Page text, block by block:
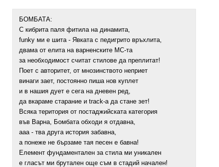
БОМБАТА:
С кибрита паля фитила на динамита,
funky ми е шита - Явката с педигрито връхлита,
двама от елита на варненските МС-та
за необходимост считат стилове да преплитат!
Поет с авторитет, от мнозинството неприет
винаги зает, постоянно пиша нов куплет
и в нашия дует е сега на дневен ред,
да вкараме старание и track-a да стане зет!
Всяка територия от постаджийската категория
във Варна, Бомбата обходи я отдавна,
ааа - тва друга история забавна,
а понеже не бързаме тая песен е бавна!
Елемент фундаментален за стила ми уникален
е гласът ми брутален още съм в стадий начален!